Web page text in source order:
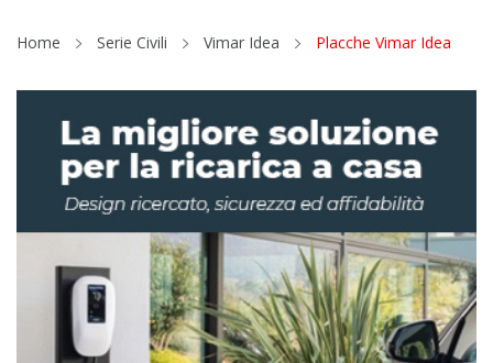
Home Serie Civili Vimar Idea Placche Vimar Idea